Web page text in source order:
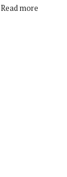
Read more